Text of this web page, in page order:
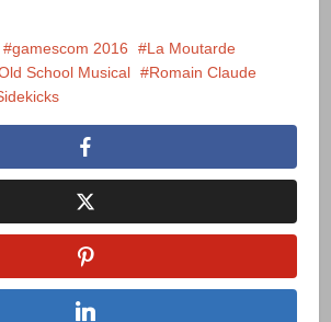
gamescom 2016
La Moutarde
School Musical
Romain Claude